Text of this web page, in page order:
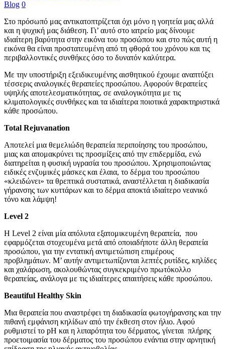
Blog 0
Στο πρόσωπό μας αντικατοπτρίζεται όχι μόνο η γοητεία μας αλλά
και η ψυχική μας διάθεση. Γι’ αυτό στο ιατρείο μας δίνουμε
ιδιαίτερη βαρύτητα στην εικόνα του προσώπου και στο πώς αυτή η
εικόνα θα είναι προστατευμένη από τη φθορά του χρόνου και τις
περιβαλλοντικές συνθήκες όσο το δυνατόν καλύτερα.
Με την υποστήριξη εξειδικευμένης αισθητικού έχουμε αναπτύξει
τέσσερις αναλογικές θεραπείες προσώπου. Αφορούν θεραπείες
υψηλής αποτελεσματικότητας, σε αναλογικότητα με τις
κλιματολογικές συνθήκες και τα ιδιαίτερα ποιοτικά χαρακτηριστικά
κάθε προσώπου.
Total Rejuvanation
Αποτελεί μια θεμελιώδη θεραπεία περιποίησης του προσώπου,
μιας και απομακρύνει τις προσμίξεις από την επιδερμίδα, ενώ
διατηρείται η φυσική υγρασία του προσώπου. Χρησιμοποιώντας
ειδικές ενζυμικές μάσκες και έλαια, το δέρμα του προσώπου
«κλειδώνει» τα θρεπτικά συστατικά, αναστέλλεται η διαδικασία
γήρανσης των κυττάρων και το δέρμα αποκτά ιδιαίτερο νεανικό
τόνο και λάμψη!
Level 2
Η Level 2 είναι μία απόλυτα εξατομικευμένη θεραπεία, που
εφαρμόζεται στοχευμένα μετά από οποιαδήποτε άλλη θεραπεία
προσώπου, για την εντατική αντιμετώπιση επιμέρους
προβλημάτων. Μ’ αυτήν αντιμετωπίζονται λεπτές ρυτίδες, κηλίδες
και χαλάρωση, ακολουθώντας συγκεκριμένο πρωτόκολλο
θεραπείας, ανάλογα με τις ιδιαίτερες απαιτήσεις κάθε προσώπου.
Beautiful Healthy Skin
Μια θεραπεία που αναστρέφει τη διαδικασία φωτογήρανσης και την
πιθανή εμφάνιση κηλίδων από την έκθεση στον ήλιο. Αφού
ρυθμιστεί το pH και η λιπαρότητα του δέρματος, γίνεται πλήρης
προετοιμασία του δέρματος του προσώπου ενάντια στην αρνητική